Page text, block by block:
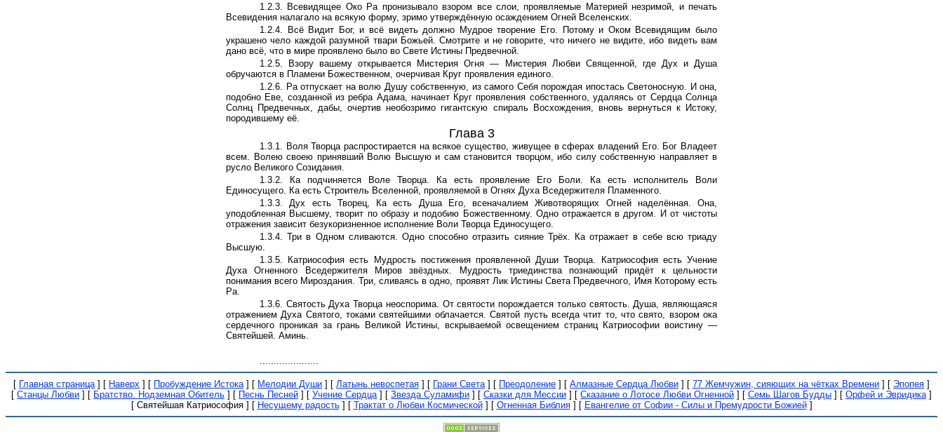
1.2.3. Всевидящее Око Ра пронизывало взором все слои, проявляемые Материей незримой, и печать
Всевидения налагало на всякую форму, зримо утверждённую осаждением Огней Вселенских.
1.2.4. Всё Видит Бог, и всё видеть должно Мудрое творение Его. Потому и Оком Всевидящим было
украшено чело каждой разумной твари Божьей. Смотрите и не говорите, что ничего не видите, ибо видеть вам
дано всё, что в мире проявлено было во Свете Истины Предвечной.
1.2.5. Взору вашему открывается Мистерия Огня — Мистерия Любви Священной, где Дух и Душа
обручаются в Пламени Божественном, очерчивая Круг проявления единого.
1.2.6. Ра отпускает на волю Душу собственную, из самого Себя порождая ипостась Светоносную. И она,
подобно Еве, созданной из ребра Адама, начинает Круг проявления собственного, удаляясь от Сердца Солнца
Солнц Предвечных, дабы, очертив необозримо гигантскую спираль Восхождения, вновь вернуться к Истоку,
породившему её.
Глава 3
1.3.1. Воля Творца распростирается на всякое существо, живущее в сферах владений Его. Бог Владеет
всем. Волею своею принявший Волю Высшую и сам становится творцом, ибо силу собственную направляет в
русло Великого Созидания.
1.3.2. Ка подчиняется Воле Творца. Ка есть проявление Его Боли. Ка есть исполнитель Воли
Единосущего. Ка есть Строитель Вселенной, проявляемой в Огнях Духа Вседержителя Пламенного.
1.3.3. Дух есть Творец, Ка есть Душа Его, всеначалием Животворящих Огней наделённая. Она,
уподобленная Высшему, творит по образу и подобию Божественному. Одно отражается в другом. И от чистоты
отражения зависит безукоризненное исполнение Воли Творца Единосущего.
1.3.4. Три в Одном сливаются. Одно способно отразить сияние Трёх. Ка отражает в себе всю триаду
Высшую.
1.3.5. Катриософия есть Мудрость постижения проявленной Души Творца. Катриософия есть Учение
Духа Огненного Вседержителя Миров звёздных. Мудрость триединства познающий придёт к цельности
понимания всего Мироздания. Три, сливаясь в одно, проявят Лик Истины Света Предвечного, Имя Которому есть
Ра.
1.3.6. Святость Духа Творца неоспорима. От святости порождается только святость. Душа, являющаяся
отражением Духа Святого, токами святейшими облачается. Святой пусть всегда чтит то, что свято, взором ока
сердечного проникая за грань Великой Истины, вскрываемой освещением страниц Катриософии воистину —
Святейшей. Аминь.
.....................
[ Главная страница] [ Наверх ] [ Пробуждение Истока] [ Мелодии Души ] [ Латынь невоспетая ] [ Грани Света] [ Преодоление ] [ Алмазные Сердца Любви ] [ 77 Жемчужин, сияющих на чётках Времени ] [ Эпопея ]
[ Станцы Любви ] [ Братство. Нодземная Обитель ] [ Песнь Песней ] [ Учение Сердца] [ Звезда Суламифи ] [ Сказки для Мессии ] [ Сказание о Лотосе Любви Огненной ] [ Семь Шагов Будды ] [ Орфей и Эвридика]
[ Святейшая Катриософия ] [ Несущему радость] [ Трактат о Любви Космической] [ Огненная Библия] [ Евангелие от Софии - Силы и Премудрости Божией]